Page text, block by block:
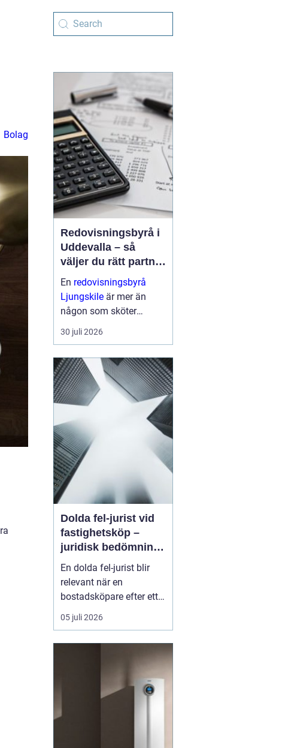
Bolag
Redovisningsbyrå i
Uddevalla – så
väljer du rätt partner
för företagets
ekonomi
En redovisningsbyrå
Ljungskile är mer än
någon som sköter
bokföringen i
bakgrunden. För många
30 juli 2026
Dolda fel-jurist vid
fastighetsköp –
juridisk bedömning
av ansvar, bevisning
och tvistlösning
En dolda fel-jurist blir
relevant när en
bostadsköpare efter ett
fastighetsköp upptäcker
brister som inte varit
köpetillfället. Det kan
röra sig om fuktskador,
05 juli 2026